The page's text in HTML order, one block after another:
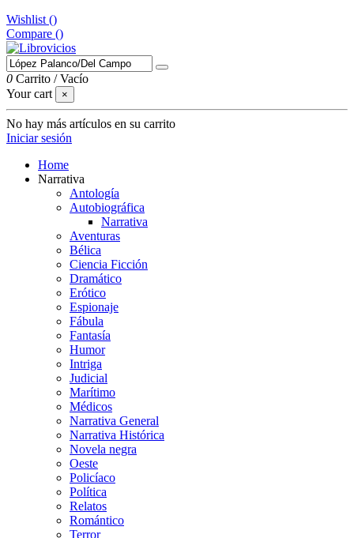
Wishlist ()
Compare ()
0 Carrito /Vacío
Your cart
×
No hay más artículos en su carrito
Iniciar sesión
Home
Narrativa
Antología
Autobiográfica
Narrativa
Aventuras
Bélica
Ciencia Ficción
Dramático
Erótico
Espionaje
Fábula
Fantasía
Humor
Intriga
Judicial
Marítimo
Médicos
Narrativa General
Narrativa Histórica
Novela negra
Oeste
Policíaco
Política
Relatos
Romántico
Terror